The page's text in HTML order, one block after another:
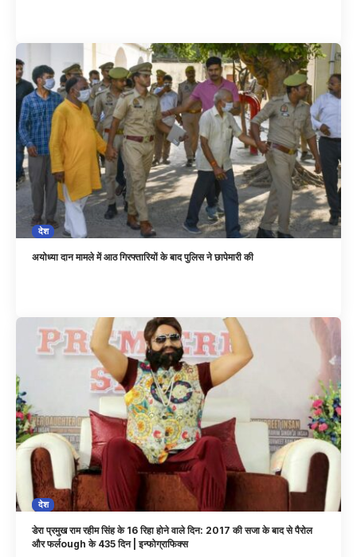
देश
अयोध्या दान मामले में आठ गिरफ्तारियों के बाद पुलिस ने छापेमारी की
देश
डेरा प्रमुख राम रहीम सिंह के 16 रिहा होने वाले दिन: 2017 की सजा के बाद से पैरोल
और फर्लough के 435 दिन | इन्फोग्राफिक्स